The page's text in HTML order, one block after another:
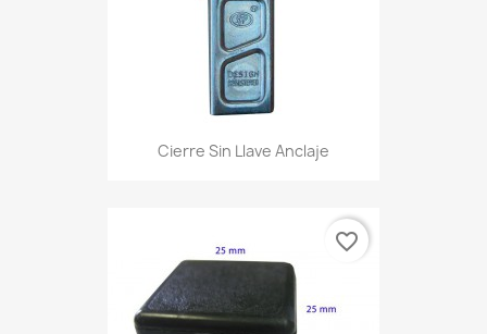
Cierre Sin Llave Anclaje
favorite_border